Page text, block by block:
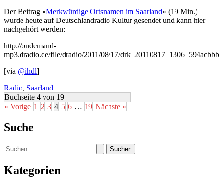
Der Beitrag «Merkwürdige Ortsnamen im Saarland» (19 Min.)
wurde heute auf Deutschlandradio Kultur gesendet und kann hier
nachgehört werden:
http://ondemand-
mp3.dradio.de/file/dradio/2011/08/17/
[via @ihdl]
Radio, Saarland
Buchseite 4 von 19
« Vorige 1 2 3 4 5 6 … 19 Nächste »
Suche
Suchen
nach:
Kategorien